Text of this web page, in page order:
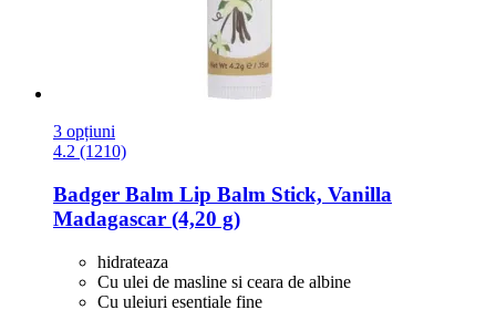
3 opțiuni
4.2 (1210)
Badger Balm Lip Balm Stick, Vanilla
Madagascar (4,20 g)
hidrateaza
Cu ulei de masline si ceara de albine
Cu uleiuri esentiale fine